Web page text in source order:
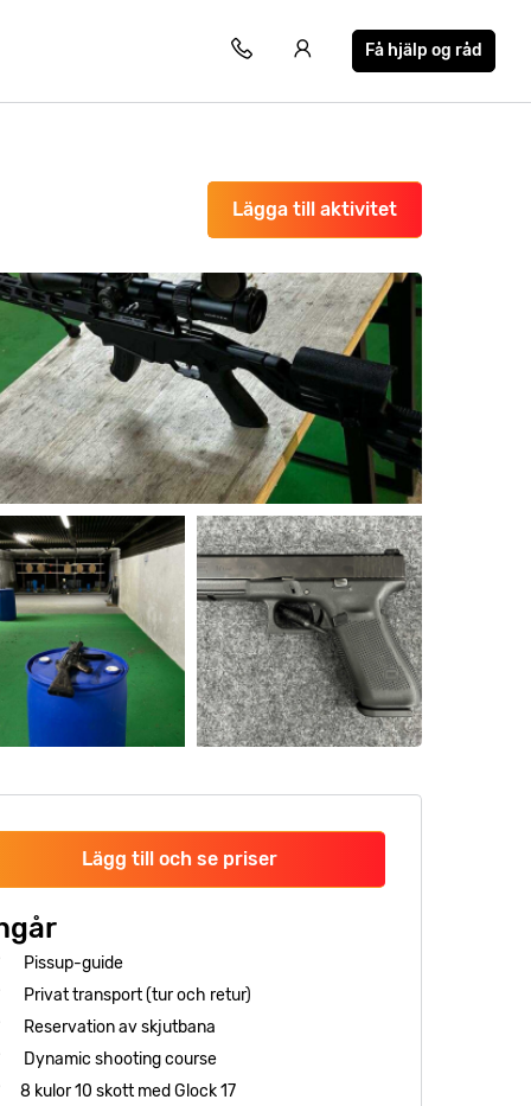
Få hjälp og råd
Lägga till aktivitet
Lägg till och se priser
Pissup-guide
Privat transport (tur och retur)
Reservation av skjutbana
Dynamic shooting course
8 kulor 10 skott med Glock 17